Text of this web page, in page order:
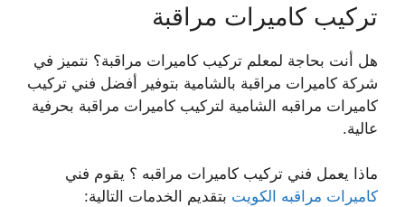
تركيب كاميرات مراقبة
هل أنت بحاجة لمعلم تركيب كاميرات مراقبة؟ نتميز في
شركة كاميرات مراقبة بالشامية بتوفير أفضل فني تركيب
كاميرات مراقبه الشامية لتركيب كاميرات مراقبة بحرفية
عالية.
ماذا يعمل فني تركيب كاميرات مراقبه ؟ يقوم فني
كاميرات مراقبه الكويت بتقديم الخدمات التالية: